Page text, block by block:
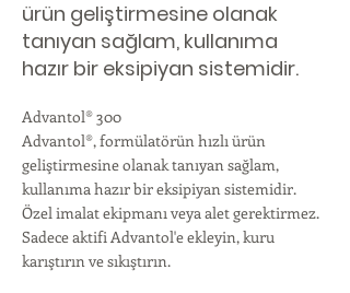
ürün geliştirmesine olanak
tanıyan sağlam, kullanıma
hazır bir eksipiyan sistemidir.
Advantol® 300
Advantol®, formülatörün hızlı ürün
geliştirmesine olanak tanıyan sağlam,
kullanıma hazır bir eksipiyan sistemidir.
Özel imalat ekipmanı veya alet gerektirmez.
Sadece aktifi Advantol'e ekleyin, kuru
karıştırın ve sıkıştırın.